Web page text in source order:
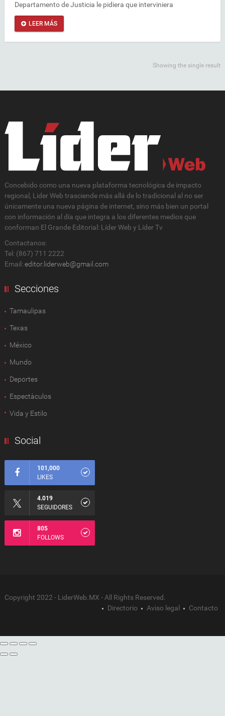
Departamento de Justicia le pidiera que interviniera
LEER MÁS
Showing the single result
Concebido como una nueva plataforma tecnológica de impacto
regional, Lider Web trasciende más allá de lo tradicional al no ser
únicamente una nueva página de internet, sino más bien un portal
con información al día que integra a los diferentes medios que
conforman El Grande Editorial: Líder Web y Líder Tv
Contactanos:
Tel: (867) 711 2222
Email: editor.liderweb@gmail.com
Secciones
Tamaulipas
Texas
México
Mundo
Deportes
Espectàculos
Vida y Estilo
Social
101,000
LIKES
4.019
SEGUIDORES
805
FOLLOWS
Copyright 2022 - LiderWeb.MX - All Rights Reserved.
Directorio
Aviso legal Contacto